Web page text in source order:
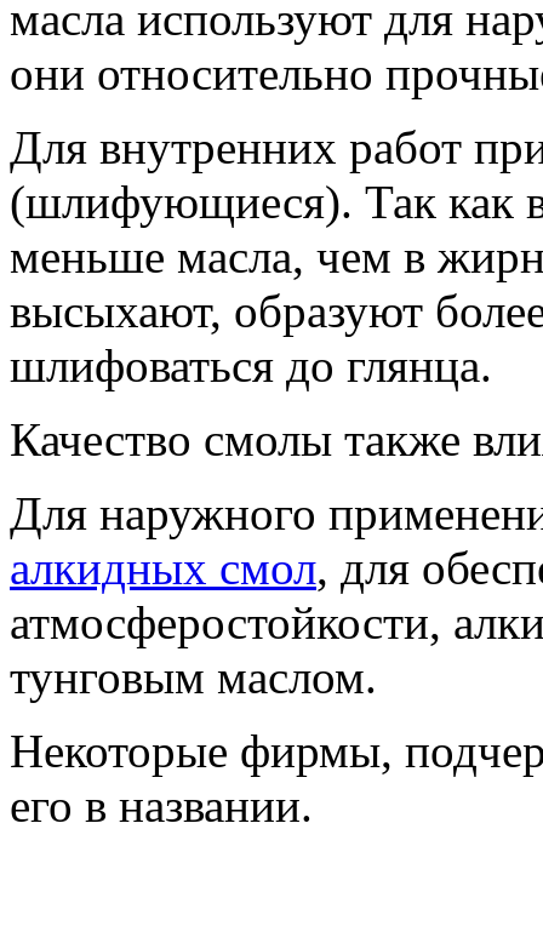
масла используют для
они относительно
Для внутренних работ
(шлифующиеся). Так как
меньше масла, чем в
высыхают, образуют
шлифоваться до глянца.
Качество смолы также
Для наружного
алкидных смол, для
атмосферостойкости,
тунговым маслом.
Некоторые фирмы,
его в названии.